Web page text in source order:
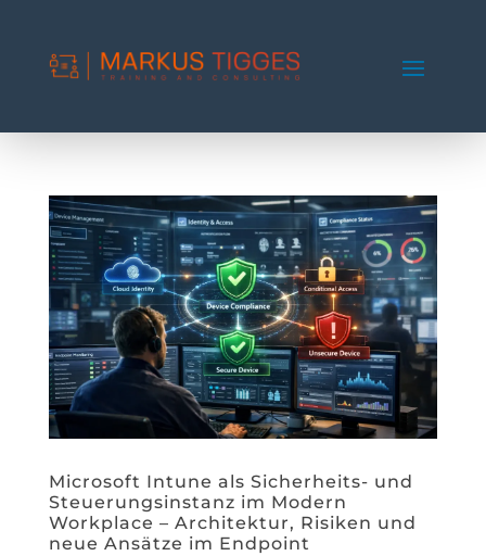
Microsoft Intune als Sicherheits- und
Steuerungsinstanz im Modern
Workplace – Architektur, Risiken und
neue Ansätze im Endpoint